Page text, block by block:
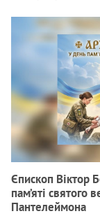
Єпископ Віктор
пам’яті святого
Пантелеймона